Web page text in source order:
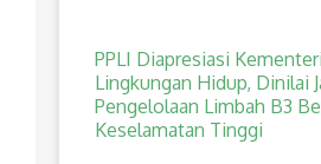
PPLI Diapresiasi
Lingkungan Hidup, Dinilai
Pengelolaan Limbah B3
Keselamatan Tinggi